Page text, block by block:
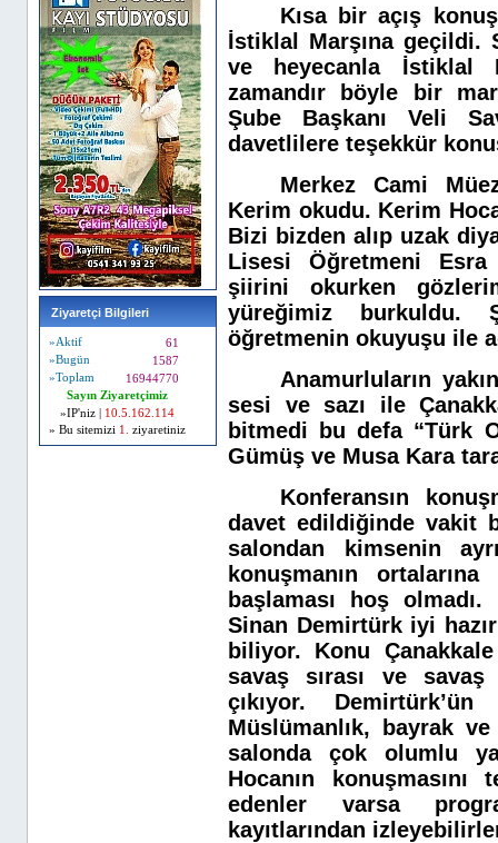
Ziyaretçi Bilgileri
»Aktif
61
»Bugün
1587
»Toplam
16944770
Sayın Ziyaretçimiz
»IP'niz |
10.5.162.114
» Bu sitemizi 1. ziyaretiniz
Kısa bir açış
İstiklal Marşına
ve heyecanla İstiklal
zamandır böyle bir
Şube Başkanı Veli
davetlilere teşekkür
Merkez Cami
Kerim okudu. Kerim
Bizi bizden alıp uzak
Lisesi Öğretmeni
şiirini okurken
yüreğimiz burkuldu.
öğretmenin okuyuşu ile
Anamurluların
sesi ve sazı ile
bitmedi bu defa “Türk
Gümüş ve Musa Kara
Konferansın
davet edildiğinde vakit
salondan kimsenin
konuşmanın
başlaması hoş
Sinan Demirtürk iyi
biliyor. Konu
savaş sırası ve
çıkıyor.
Müslümanlık, bayrak
salonda çok olumlu
Hocanın
edenler varsa
kayıtlarından